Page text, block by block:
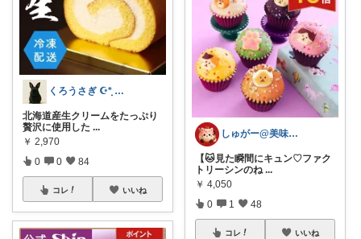
くろうさぎ ☪*̣̩ 経由購入感謝💐
北海道産生クリームをたっぷり
贅沢に使用した ...
￥ 2,970
0 0 84
コレ いいね
しゅがー@美味しいスイーツや雑貨紹介
【🐱見た瞬間にキュン♡ファク
トリーシンのね ...
￥ 4,050
0 1 48
コレ いいね